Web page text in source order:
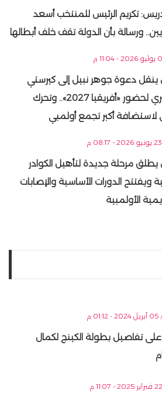
تكريم الرئيس للمنتخب أسعد
ورسالة بأن الدولة تقف خلف أبطالها
ينقل دعوة جوهر نبيل إلى كيرستي
كوفنتري لحضور «أفريقيا 2027».. وتحرك
أكبر تجمع أولمبي
يطلق مرحلة جديدة لتأهيل الكوادر
ويفتتح الدورات الأساسية والإصابات
الأولمبية
م
تفاصيل بطولة الكينج لكمال